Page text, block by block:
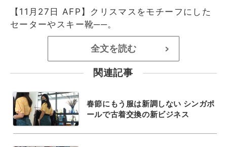
【11月27日 AFP】クリスマスをモチーフにした
セーターやスキー靴──。
全文を読む >
関連記事
春節にもう服は新調しない シンガポ
ールで古着交換の新ビジネス